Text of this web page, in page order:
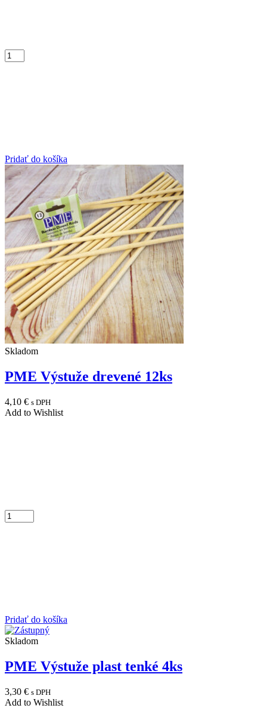
Pridať do košíka
Skladom
PME Výstuže drevené 12ks
4,10 € s DPH
Add to Wishlist
Pridať do košíka
Skladom
PME Výstuže plast tenké 4ks
3,30 € s DPH
Add to Wishlist